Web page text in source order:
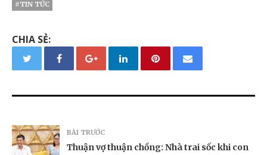
#TIN TỨC
CHIA SẺ:
BÀI TRƯỚC
Thuận vợ thuận chồng: Nhà trai sốc khi con